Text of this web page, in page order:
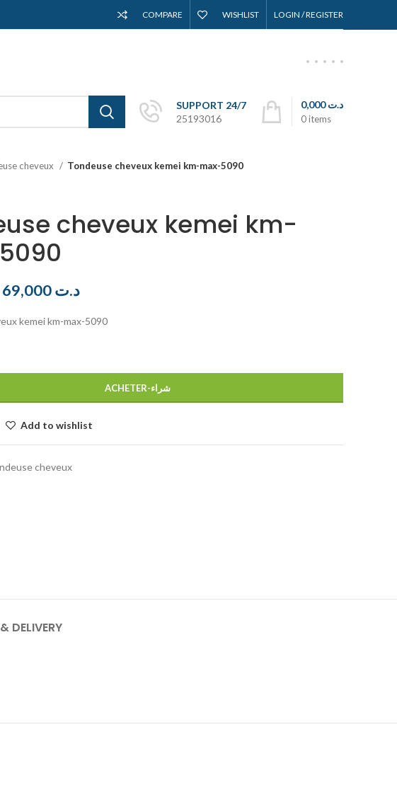
COMPARE WISHLIST LOGIN / REGISTER
SUPPORT 24/7
25193016
0items
د.ت0,000
cheveux Tondeuse cheveux kemei km-max-5090
cheveux kemei km-
د.ت
kemei km-max-5090
ACHETER-شراء
Add to wishlist
cheveux
DELIVERY